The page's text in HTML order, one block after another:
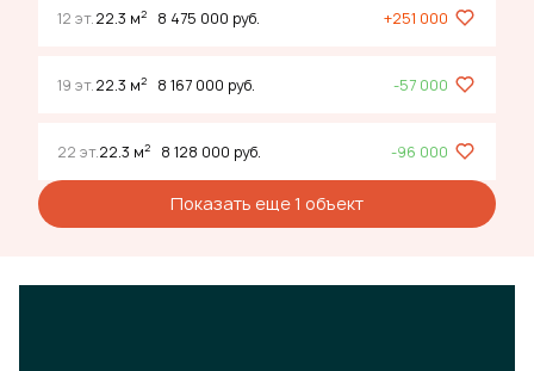
12 эт.22.3 м2 8 475 000 руб. +251 000
19 эт.22.3 м2 8 167 000 руб. -57 000
22 эт.22.3 м2 8 128 000 руб. -96 000
Показать еще 1 объект